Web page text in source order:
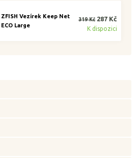
ZFISH Vezírek Keep Net
ECO Large
319 Kč 287 Kč
K dispozici